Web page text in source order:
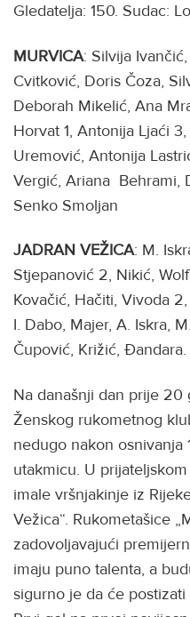
Gledatelja: 150. Sudac:
MURVICA: Silvija
Cvitković, Doris Čoza,
Deborah Mikelić, Ana
Horvat 1, Antonija Ljaći
Uremović, Antonija
Vergić, Ariana Behrami,
Senko Smoljan
JADRAN VEŽICA: M.
Stjepanović 2, Nikić,
Kovačić, Hačiti, Vivoda
I. Dabo, Majer, A. Iskra,
Čupović, Križić,
Na današnji dan prije 20
Ženskog rukometnog
nedugo nakon osnivanja
utakmicu. U
imale vršnjakinje iz
Vežica“. Rukometašice
zadovoljavajući
imaju puno talenta, a
sigurno je da će